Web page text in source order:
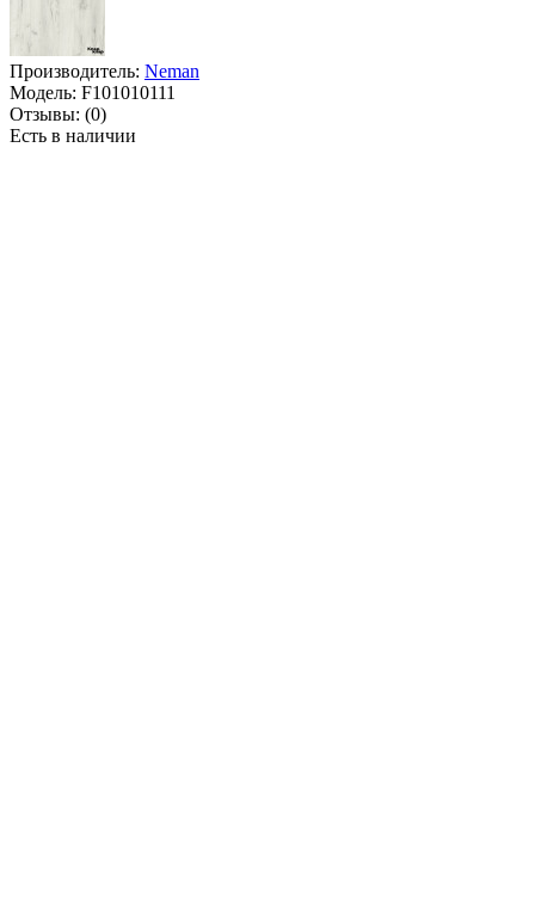
Производитель: Neman
Модель: F101010111
Отзывы: (0)
Есть в наличии